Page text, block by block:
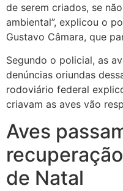
de serem criados, se
ambiental”, explicou o
Gustavo Câmara, que
Segundo o policial, as
denúncias oriundas
rodoviário federal
criavam as aves vão
Aves
de Natal